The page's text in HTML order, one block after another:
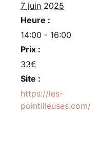
7 juin 2025
Heure :
14:00 - 16:00
Prix :
33€
Site :
https://les-
pointilleuses.com/